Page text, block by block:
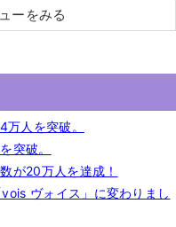
ーをみる
人を突破。
突破。
が20万人を達成！
ヴォイス」に変わりまし